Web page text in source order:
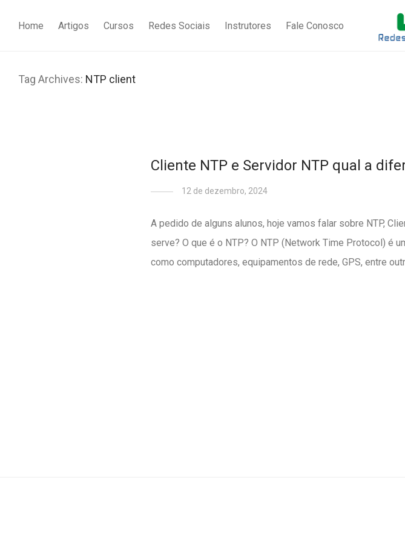
Home Artigos Cursos Redes Sociais Instrutores Fale Conosco
Tag Archives: NTP client
Cliente NTP e Servidor NTP qual a
12 de dezembro, 2024
A pedido de alguns alunos, hoje vamos falar sobre NTP,
serve? O que é o NTP? O NTP (Network Time Protocol) é
como computadores, equipamentos de rede, GPS, entre